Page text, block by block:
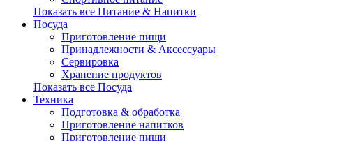
Показать все Питание & Напитки
Посуда
Приготовление пищи
Принадлежности & Аксессуары
Сервировка
Хранение продуктов
Показать все Посуда
Техника
Подготовка & обработка
Приготовление напитков
Приготовление пищи